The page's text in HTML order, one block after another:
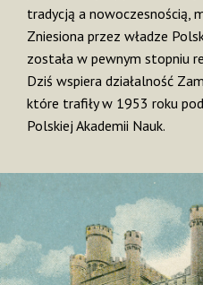
tradycją a nowoczesnością,
Zniesiona przez władze
została w pewnym stopniu
Dziś wspiera działalność
które trafiły w 1953 roku
Polskiej Akademii Nauk.